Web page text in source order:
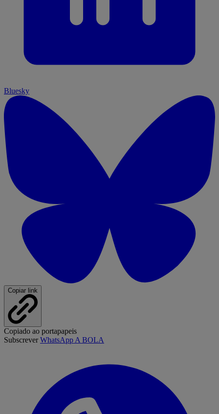
Bluesky
Copiar link
Copiado ao portapapeis
SubscreverWhatsApp A BOLA